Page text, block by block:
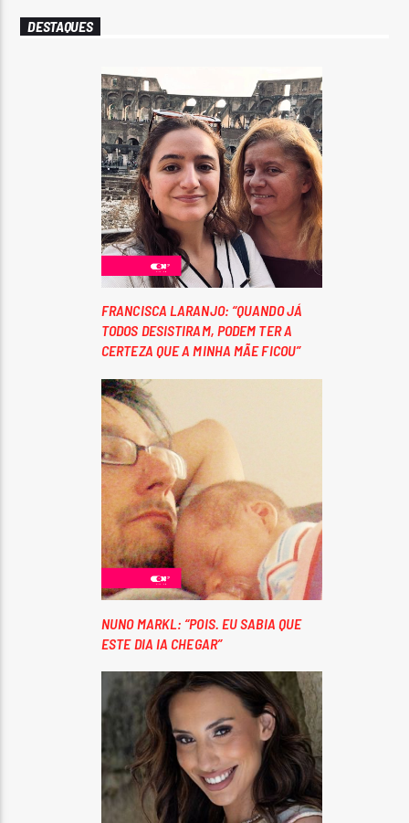
DESTAQUES
FRANCISCA LARANJO: “QUANDO JÁ
TODOS DESISTIRAM, PODEM TER A
CERTEZA QUE A MINHA MÃE FICOU”
NUNO MARKL: “POIS. EU SABIA QUE
ESTE DIA IA CHEGAR”